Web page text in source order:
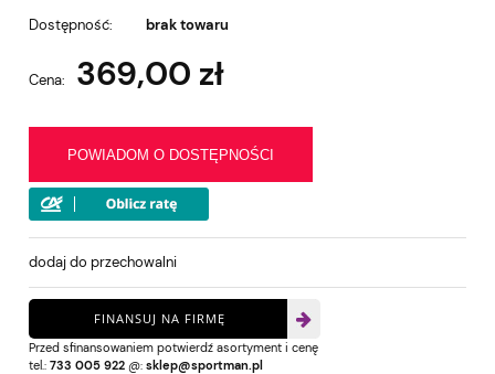
Dostępność: brak towaru
Cena: 369,00 zł
POWIADOM O DOSTĘPNOŚCI
dodaj do przechowalni
FINANSUJ NA FIRMĘ
Przed sfinansowaniem potwierdź asortyment i cenę
tel.: 733 005 922 @: sklep@sportman.pl